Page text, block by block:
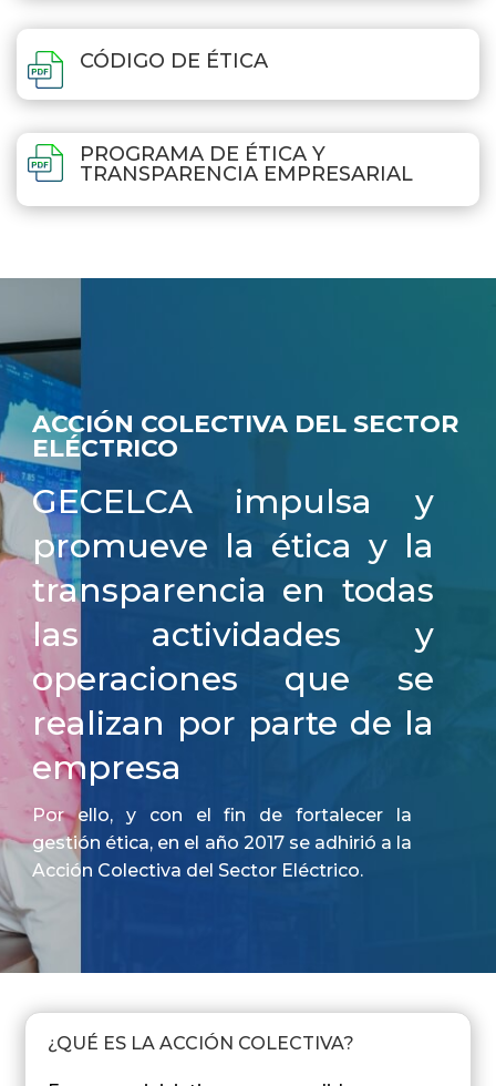
CÓDIGO DE ÉTICA
PROGRAMA DE ÉTICA Y
TRANSPARENCIA EMPRESARIAL
ACCIÓN COLECTIVA DEL SECTOR
ELÉCTRICO
GECELCA impulsa y
promueve la ética y la
transparencia en todas
las actividades y
operaciones que se
realizan por parte de la
empresa
Por ello, y con el fin de fortalecer la
gestión ética, en el año 2017 se adhirió a la
Acción Colectiva del Sector Eléctrico.
¿QUÉ ES LA ACCIÓN COLECTIVA?